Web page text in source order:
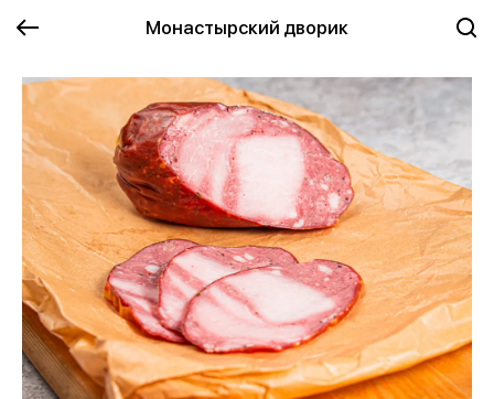
Монастырский дворик